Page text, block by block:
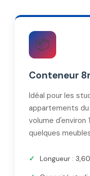
📦
Conteneur
Idéal pour les
appartements
volume d'environ
quelques
Longueur :